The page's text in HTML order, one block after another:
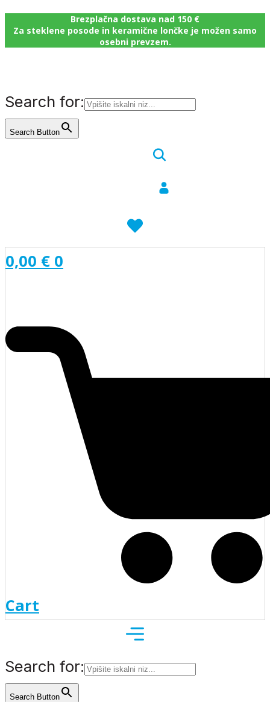
Brezplačna dostava nad 150 €
Za steklene posode in keramične lončke je možen samo
osebni prevzem.
Search for:
Search Button
0,00 € 0
Cart
Search for:
Search Button